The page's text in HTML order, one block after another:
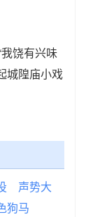
饶有兴味
城隍庙小戏
声势大
狗马